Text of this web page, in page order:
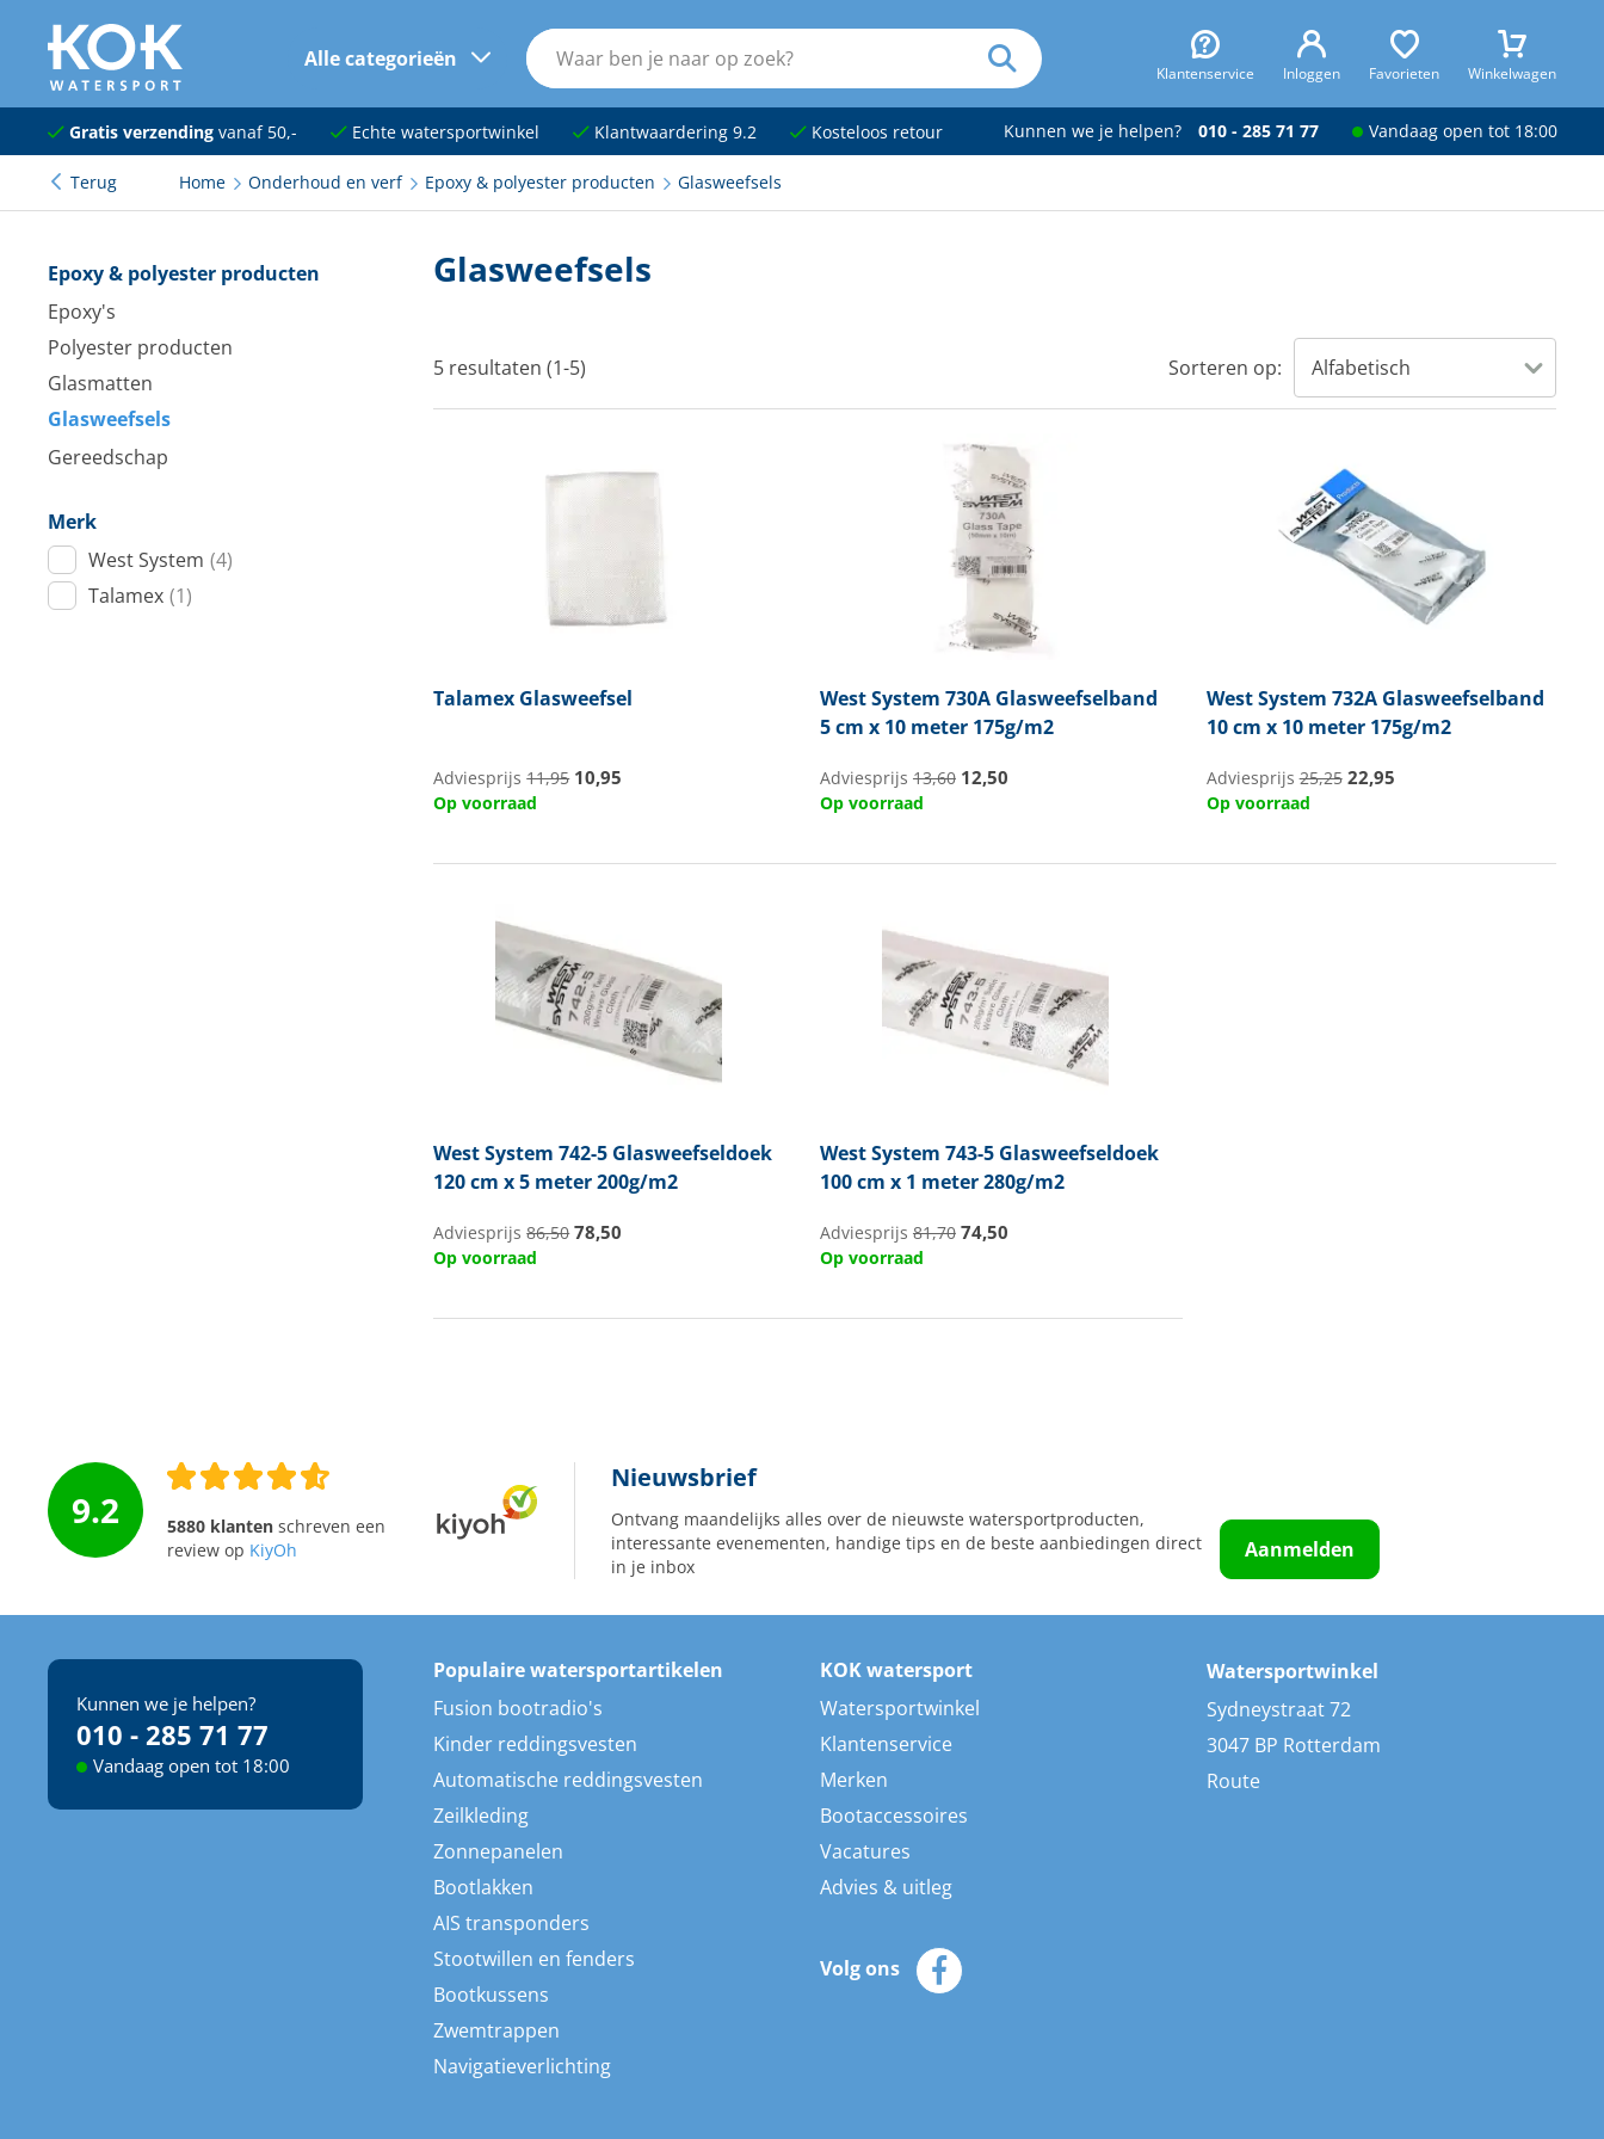
naar hoofdinhoud
Alle categorieën
Klantenservice Inloggen Favorieten Winkelwagen
Navigatie
Dekuitrusting
Onderhoud en verf
Elektra
Sanitair
Kajuit en kombuis
Techniek en motor
Gratis verzendingvanaf 50,- Echte watersportwinkel Klantwaardering 9.2 Kosteloos retour Kunnen we je helpen? 010 - 285 71 77 Vandaag open tot 18:00
Terug Home Onderhoud en verf Epoxy & polyester producten Glasweefsels
Glasweefsels
5 resultaten (1-5) Sorteren op:
Talamex Glasweefsel
Adviesprijs11,95 10,95
Op voorraad
West System 730A Glasweefselband
5 cm x 10 meter 175g/m2
Adviesprijs 13,60 12,50
Op voorraad
West System 732A Glasweefselband
10 cm x 10 meter 175g/m2
Adviesprijs25,25 22,95
Op voorraad
West System 742-5 Glasweefseldoek
120 cm x 5 meter 200g/m2
Adviesprijs86,50 78,50
Op voorraad
West System 743-5 Glasweefseldoek
100 cm x 1 meter 280g/m2
Adviesprijs 81,70 74,50
Op voorraad
Epoxy & polyester producten
Epoxy's
Polyester producten
Glasmatten
Glasweefsels
Gereedschap
Merk
West System (4)
Talamex (1)
9.2 5880 klantenschreven een
review op KiyOh
Nieuwsbrief
Ontvang maandelijks alles over de nieuwste watersportproducten,
interessante evenementen, handige tips en de beste aanbiedingen direct
in je inbox
Aanmelden
Kunnen we je helpen?
010 - 285 71 77
Vandaag open tot 18:00
Populaire watersportartikelen
Fusion bootradio's
Kinder reddingsvesten
Automatische reddingsvesten
Zeilkleding
Zonnepanelen
Bootlakken
AIS transponders
Stootwillen en fenders
Bootkussens
Zwemtrappen
Navigatieverlichting
KOK watersport
Watersportwinkel
Klantenservice
Merken
Bootaccessoires
Vacatures
Advies & uitleg
Volg ons
Watersportwinkel
Sydneystraat 72
3047 BP Rotterdam
Route